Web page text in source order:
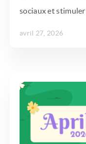
sociaux et stimuler
avril 27, 2026